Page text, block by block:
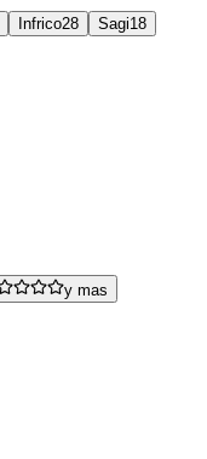
Infrico28 Sagi18
y mas